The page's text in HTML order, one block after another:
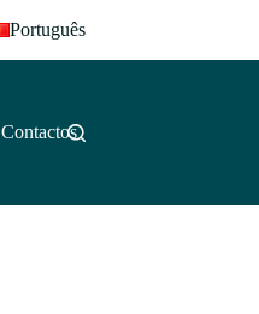
Português
Contactos